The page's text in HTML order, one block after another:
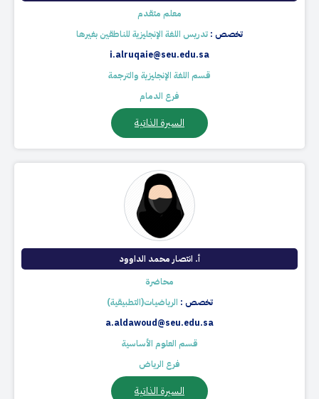
معلم متقدم
تخصص : تدريس اللغة الإنجليزية للناطقين بغيرها
i.alruqaie@seu.edu.sa
قسم اللغة الإنجليزية والترجمة
فرع الدمام
السيرة الذاتية
أ. انتصار محمد الداوود
محاضرة
تخصص : الرياضيات(التطبيقية)
a.aldawoud@seu.edu.sa
قسم العلوم الأساسية
فرع الرياض
السيرة الذاتية